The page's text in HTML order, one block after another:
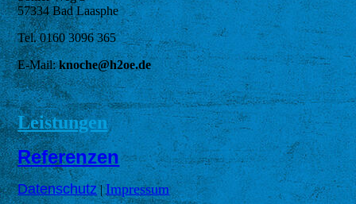
57334 Bad Laasphe
Tel. 0160 3096 365
E-Mail:knoche@h2oe.de
Leistungen
Referenzen
Datenschutz|Impressum